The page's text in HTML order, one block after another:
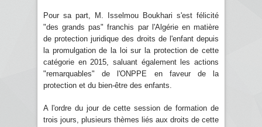
Pour sa part, M. Isselmou Boukhari s'est félicité
"des grands pas" franchis par l'Algérie en matière
de protection juridique des droits de l'enfant depuis
la promulgation de la loi sur la protection de cette
catégorie en 2015, saluant également les actions
"remarquables" de l'ONPPE en faveur de la
protection et du bien-être des enfants.
A l'ordre du jour de cette session de formation de
trois jours, plusieurs thèmes liés aux droits de cette